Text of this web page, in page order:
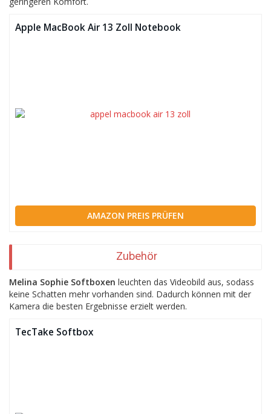
Apple MacBook Air 13 Zoll Notebook
AMAZON PREIS PRÜFEN
Zubehör
Melina Sophie Softboxen leuchten das Videobild aus, sodass
keine Schatten mehr vorhanden sind. Dadurch können mit der
Kamera die besten Ergebnisse erzielt werden.
TecTake Softbox